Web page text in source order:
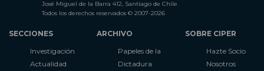
José Miguel de la Barra 412, Santiago de Chile
Todos los derechos reservados © 2007-2026
SECCIONES
Investigación
Actualidad
ARCHIVO
Papeles de la
Dictadura
SOBRE CIPER
Hazte Socio
Nosotros